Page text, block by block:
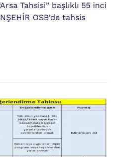
Tahsisi” başlıklı 55 inci
OSB’de tahsis